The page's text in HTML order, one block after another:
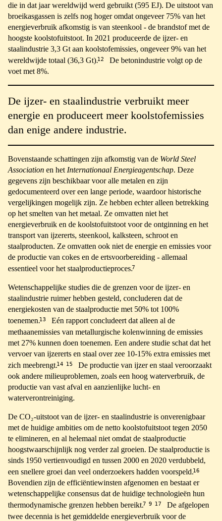
die in dat jaar wereldwijd werd gebruikt (595 EJ). De uitstoot van
broeikasgassen is zelfs nog hoger omdat ongeveer 75% van het
energieverbruik afkomstig is van steenkool - de brandstof met de
hoogste koolstofuitstoot. In 2021 produceerde de ijzer- en
staalindustrie 3,3 Gt aan koolstofemissies, ongeveer 9% van het
wereldwijde totaal (36,3 Gt).12
De betonindustrie volgt op de
voet met 8%.
De ijzer- en staalindustrie verbruikt meer
energie en produceert meer koolstofemissies
dan enige andere industrie.
Bovenstaande schattingen zijn afkomstig van de World Steel
Association en het Internationaal Energieagentschap. Deze
gegevens zijn beschikbaar voor alle metalen en zijn
gedocumenteerd over een lange periode, waardoor historische
vergelijkingen mogelijk zijn. Ze hebben echter alleen betrekking
op het smelten van het metaal. Ze omvatten niet het
energieverbruik en de koolstofuitstoot voor de ontginning en het
transport van ijzererts, steenkool, kalksteen, schroot en
staalproducten. Ze omvatten ook niet de energie en emissies voor
de productie van cokes en de ertsvoorbereiding - allemaal
essentieel voor het staalproductieproces.7
Wetenschappelijke studies die de grenzen voor de ijzer- en
staalindustrie ruimer hebben gesteld, concluderen dat de
energiekosten van de staalproductie met 50% tot 100%
toenemen.13
Eén rapport concludeert dat alleen al de
methaanemissies van metallurgische kolenwinning de emissies
met 27% kunnen doen toenemen. Een andere studie schat dat het
vervoer van ijzererts en staal over zee 10-15% extra emissies met
zich meebrengt.14 15
De productie van ijzer en staal veroorzaakt
ook andere milieuproblemen, zoals een hoog waterverbruik, de
productie van vast afval en aanzienlijke lucht- en
waterverontreiniging.
De CO₂-uitstoot van de ijzer- en staalindustrie is onverenigbaar
met de huidige ambities om de netto koolstofuitstoot tegen 2050
te elimineren, en al helemaal niet omdat de staalproductie
hoogstwaarschijnlijk nog verder zal groeien. De staalproductie is
sinds 1950 vertienvoudigd en tussen 2000 en 2020 verdubbeld,
een snellere groei dan veel onderzoekers hadden voorspeld.16
Bovendien zijn de efficiëntiewinsten afgenomen en bestaat er
wetenschappelijke consensus dat de huidige technologieën hun
thermodynamische grenzen hebben bereikt.7 9 17
De afgelopen
twee decennia is het gemiddelde energieverbruik voor de